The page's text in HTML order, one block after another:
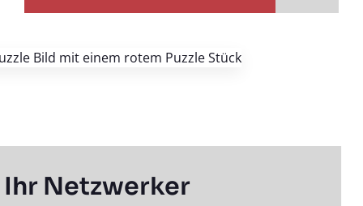
Ihr Netzwerker